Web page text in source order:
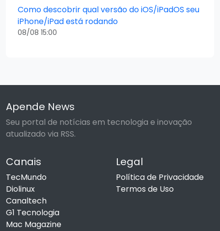
Como descobrir qual versão do iOS/iPadOS seu
iPhone/iPad está rodando
08/08 15:00
Apende News
Seu portal de notícias em tecnologia e inovação
atualizado via RSS.
Canais
TecMundo
Diolinux
Canaltech
G1 Tecnologia
Mac Magazine
Legal
Política de Privacidade
Termos de Uso